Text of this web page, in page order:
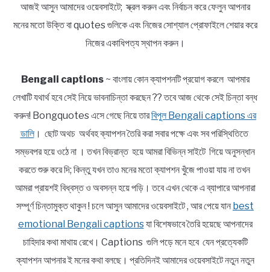
আজই আসুন আমাদের ওয়েবসাইটে; স্ক্রল করুন এবং নির্বাচন করে ফেলুন আপনার
মনের মতো উক্তি বা quotes গুলিকে এবং নিজের সোশ্যাল প্রোফাইলে শেয়ার করে
নিজের একাধিপত্য স্থাপন করুন।
Bengali captions~ বাংলায় কোন ক্যাপশনটি প্রয়োগ করলে আপমার
লেখাটি যথার্থ হবে সেই নিয়ে ভাবনাচিন্তা করছেন ?? তবে আজ থেকে সেই চিন্তা বন্ধ
করুন! Bongquotes এসে গেছে নিয়ে তারবিপুল Bengali captions এর
ডালি। ছোট অথচ অর্থবহ ক্যাপশন তৈরি করা সবার পক্ষে এবং সব পরিস্থিতিতে
সম্ভবপর হয়ে ওঠে না । তখন বিভ্রান্ত হয়ে আমরা বিভিন্ন সাইটে গিয়ে অনুসন্ধান
করতে শুরু করে দি; কিন্তু যখন তাও মনের মতো ক্যাপশন খুঁজে পাওয়া যায় না তখন
আমরা প্রায়শই বিধ্বস্ত ও অবসন্ন হয়ে পড়ি। তবে এখন থেকে এ ব্যাপারে আপনারা
সম্পূর্ণ চিন্তামুক্ত থাকুন ! চলে আসুন আমাদের ওয়েবসাইটে , আর পেয়ে যান best
emotional Bengali captionsযা বিশেষভাবে তৈরি হয়েছে আপনাদের
চাহিদার কথা মাথায় রেখে। Captions গুলি পড়ে মনে হবে যেন প্রত্যেকটি
ক্যাপশন আপনার ই মনের কথা বলছে। প্রতিদিনই আমাদের ওয়েবসাইটে নতুন নতুন